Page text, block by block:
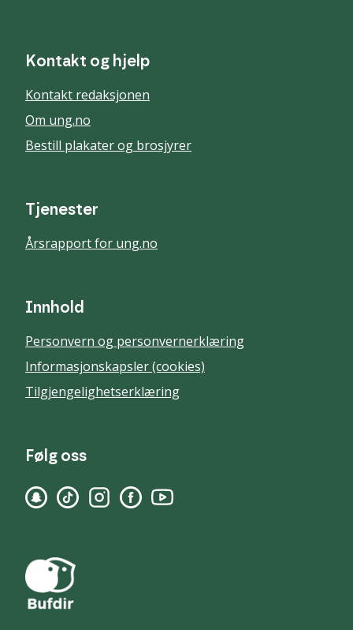
Kontakt og hjelp
Kontakt redaksjonen
Om ung.no
Bestill plakater og brosjyrer
Tjenester
Årsrapport for ung.no
Innhold
Personvern og personvernerklæring
Informasjonskapsler (cookies)
Tilgjengelighetserklæring
Følg oss